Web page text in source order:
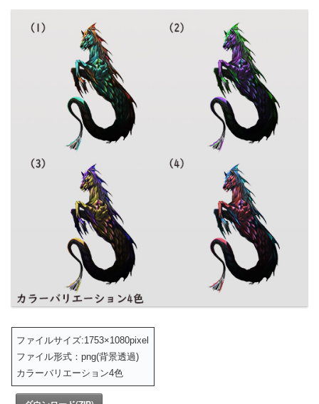
ファイルサイズ:1753×1080pixel
ファイル形式：png(背景透過)
カラーバリエーション4色